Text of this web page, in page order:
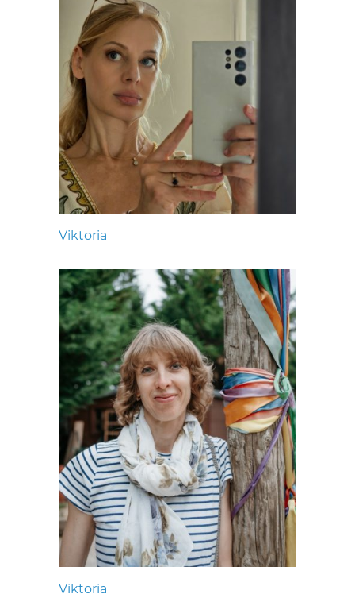
Viktoria
Viktoria